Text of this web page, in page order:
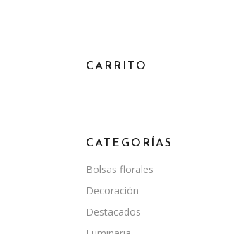
CARRITO
CATEGORÍAS
Bolsas florales
Decoración
Destacados